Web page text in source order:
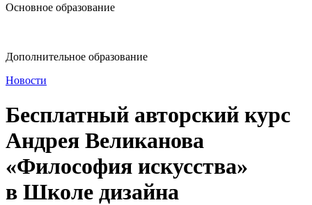
Основное образование
Дополнительное образование
Новости
Бесплатный авторский курс
Андрея Великанова
«Философия искусства»
в Школе дизайна